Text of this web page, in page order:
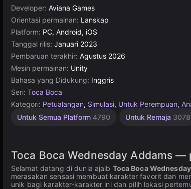
Developer: Aviana Games
Orientasi permainan: Lanskap
Platform: PC, Android, iOS
Tanggal rilis: Januari 2023
Pembaruan terakhir: Agustus 2026
Mesin permainan: Unity
Bahasa yang Didukung: Inggris
Seri: Toca Boca
Kategori: Petualangan, Simulasi, Untuk Perempuan,
Untuk Semua Platform 4790 Untuk Remaja 3078
Melukis
Lucu
Edukasi
Desktop
1
Indie
Rekomendasi
Sederhana
Untuk
Online
Unity
Toca Boca Wednesday Addams —
Selamat datang di dunia ajaib Toca Boca
merasakan sensasi membuat karakter favorit dan
unik bagi karakter-karakter ini dan pilih lokasi